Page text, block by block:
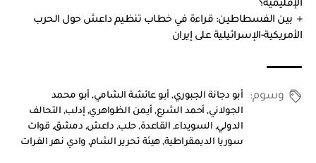
الإقليمية؟
بين الفسطاطين: قراءة في خطاب تنظيم داعش حول الحرب
الأمريكية-الإسرائيلية على إيران
وسوم: أبو دجانة الجبوري,أبو عائشة الشامي, أبو محمد
الجولاني, أحمد الشرع,أيمن الظواهري ,إدلب,التحالف
الدولي, السويداء,القاعدة,حلب,داعش, دمشق,قوات
سوريا الديمقراطية,هيئة تحرير الشام,وادي نهر الفرات